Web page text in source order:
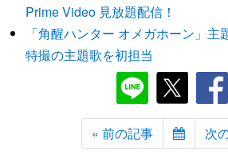
Prime Video 見放題配信！
「角醒ハンター オメガホーン」
特撮の主題歌を初担当
« 前の記事 次